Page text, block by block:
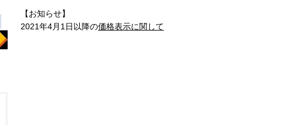
【お知らせ】
2021年4月1日以降の価格表示に関して